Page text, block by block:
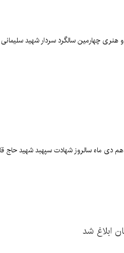
چهارمین سالگرد سردار شهید
دی ماه سالروز شهادت سپهبد شهید حاج
ابلاغ شد